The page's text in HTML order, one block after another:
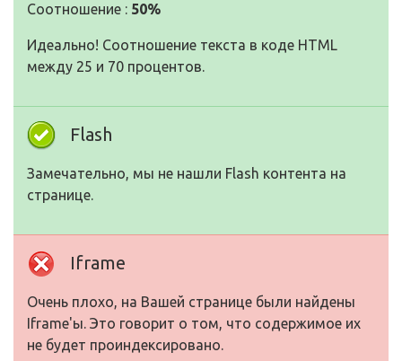
Соотношение : 50%
Идеально! Соотношение текста в коде HTML
между 25 и 70 процентов.
Flash
Замечательно, мы не нашли Flash контента на
странице.
Iframe
Очень плохо, на Вашей странице были найдены
Iframe'ы. Это говорит о том, что содержимое их
не будет проиндексировано.